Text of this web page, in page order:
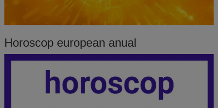
Horoscop european anual